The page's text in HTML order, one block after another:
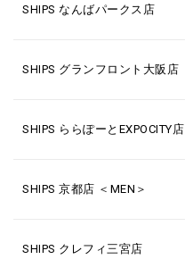
SHIPS なんばパークス店
SHIPS グランフロント大阪店
SHIPS ららぽーとEXPOCITY店
SHIPS 京都店 ＜MEN＞
SHIPS クレフィ三宮店